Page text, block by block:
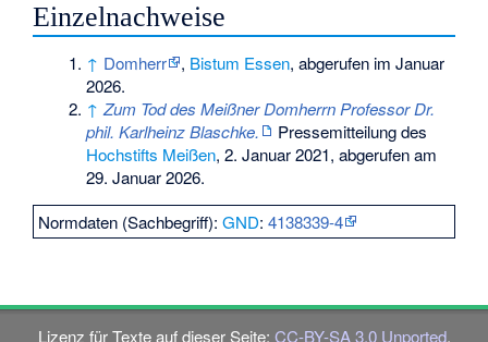
Einzelnachweise
↑ Domherr , Bistum Essen, abgerufen im Januar
2026.
↑ Zum Tod des Meißner Domherrn Professor Dr.
phil. Karlheinz Blaschke.
Pressemitteilung des
Hochstifts Meißen, 2. Januar 2021, abgerufen am
29. Januar 2026.
Normdaten (Sachbegriff):GND:4138339-4
Lizenz für Texte auf dieser Seite: CC-BY-SA 3.0 Unported.